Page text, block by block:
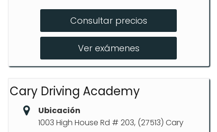
3 Hour Course
6 Hour Course
9 Hour Course
DMV Car Rentals
Consultar precios
Ver exámenes
Cary Driving Academy
Ubicación
1003 High House Rd # 203, (27513) Cary